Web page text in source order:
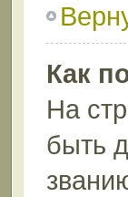
Как
На
быть